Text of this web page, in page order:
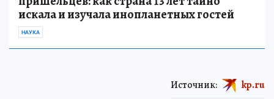
искала и изучала инопланетных гостей
НАУКА
Источник: kp.ru